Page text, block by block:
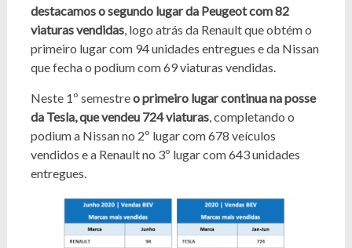
destacamos o segundo lugar da Peugeot com 82
viaturas vendidas, logo atrás da Renault que obtém o
primeiro lugar com 94 unidades entregues e da Nissan
que fecha o podium com 69 viaturas vendidas.
Neste 1º semestreo primeiro lugar continua na posse
da Tesla, que vendeu 724 viaturas, completando o
podium a Nissan no 2º lugar com 678 veículos
vendidos e a Renault no 3º lugar com 643 unidades
entregues.